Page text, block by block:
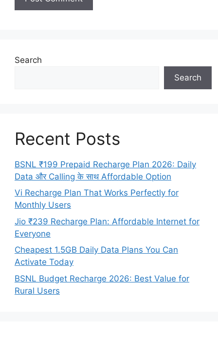
Search
Search
Recent Posts
BSNL ₹199 Prepaid Recharge Plan 2026: Daily
Data और Calling के साथ Affordable Option
Vi Recharge Plan That Works Perfectly for
Monthly Users
Jio ₹239 Recharge Plan: Affordable Internet for
Everyone
Cheapest 1.5GB Daily Data Plans You Can
Activate Today
BSNL Budget Recharge 2026: Best Value for
Rural Users